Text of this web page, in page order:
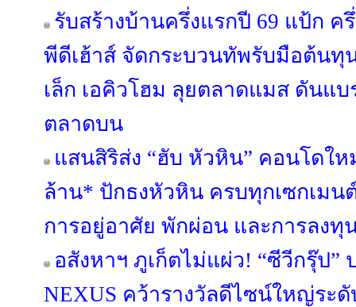
รับสร้างบ้านครึ่งแรกปี 69 แป้ก
พีดีเฮ้าส์ จัดกระบวนทัพรับมือต้นทุ
เล็ก เอคิวโฮม ลุยตลาดแมส ดันแ
ตลาดบน
แสนสิริส่ง “ฮับ หัวหิน” คอนโดให
ล้าน* ปักธงหัวหิน ครบทุกเซกเมน
การอยู่อาศัย พักผ่อน และการลงทุ
อสังหาฯ ภูเก็ตไม่แผ่ว! “ซีวีกรุ๊ป”
NEXUS คว้ารางวัลดีไซน์ใหญ่ระ